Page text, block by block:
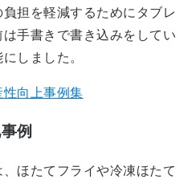
担を軽減するためにタブレ
手書きで書き込みをしてい
しました。
向上事例集
例
ほたてフライや冷凍ほたて